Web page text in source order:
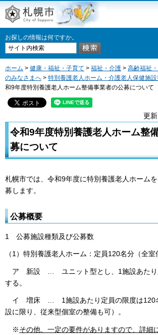
札幌市
お探しの情報は何ですか。
ホーム > 健康・福祉・子育て > 福祉・介護 > 高齢福祉
のみなさまへ > 特別養護老人ホーム・介護老人保健施
和9年度特別養護老人ホーム整備事業者の公募について
更
令和9年度特別養護老人ホーム整
募について
札幌市では、令和9年度に特別養護老人ホーム
募します。
公募概要
1 公募施設種類及び公募数
（1）特別養護老人ホーム：定員120名分（全室
ア 新設 … ユニット型とし、1施設あたり
する。
イ 増床 … 1施設あたり定員の限度は120
設に限り、従来型個室の整備も可）。
※その他、一定の要件がありますので、詳細